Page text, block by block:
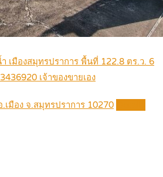
เมืองสมุทรปราการ พื้นที่ 122.8 ตร.ว. 6
เจ้าของขายเอง
มือง จ.สมุทรปราการ 10270